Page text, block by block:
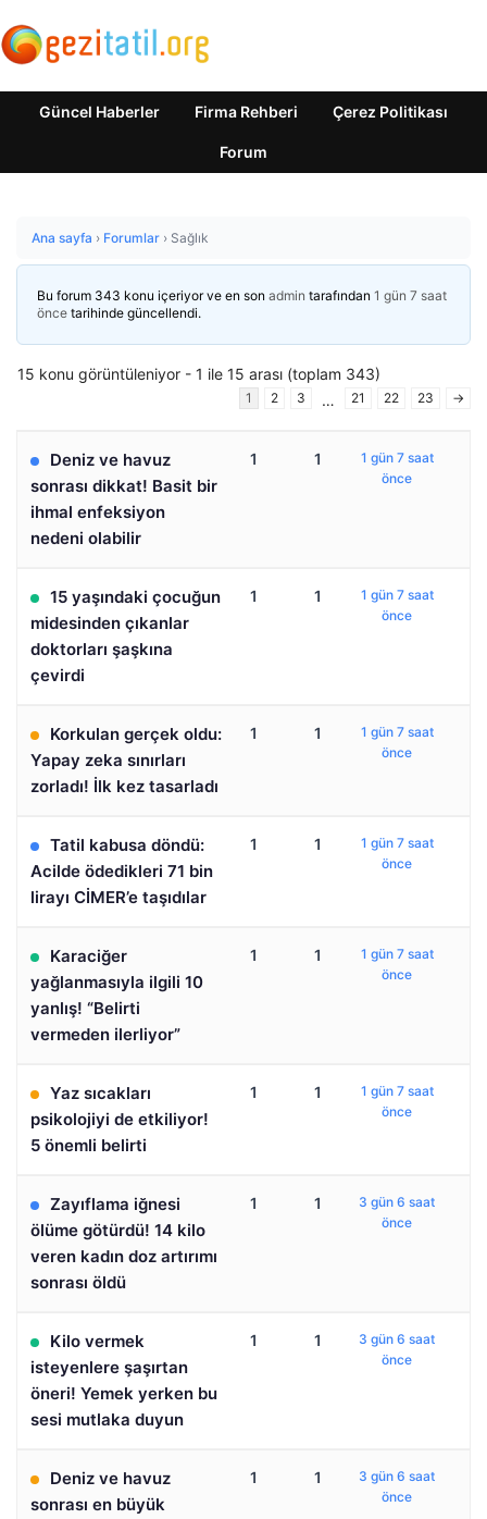
Güncel Haberler Firma Rehberi Çerez Politikası
Forum
Ana sayfa › Forumlar › Sağlık
Bu forum 343 konu içeriyor ve en son admin tarafından 1 gün 7 saat
önce tarihinde güncellendi.
15 konu görüntüleniyor - 1 ile 15 arası (toplam 343)
1 2 3 … 21 22 23 →
Deniz ve havuz
sonrası dikkat! Basit bir
ihmal enfeksiyon
nedeni olabilir
1 1
1 gün 7 saat
önce
15 yaşındaki çocuğun
midesinden çıkanlar
doktorları şaşkına
çevirdi
1 1
1 gün 7 saat
önce
Korkulan gerçek oldu:
Yapay zeka sınırları
zorladı! İlk kez tasarladı
1 1
1 gün 7 saat
önce
Tatil kabusa döndü:
Acilde ödedikleri 71 bin
lirayı CİMER’e taşıdılar
1 1
1 gün 7 saat
önce
Karaciğer
yağlanmasıyla ilgili 10
yanlış! “Belirti
vermeden ilerliyor”
1 1
1 gün 7 saat
önce
Yaz sıcakları
psikolojiyi de etkiliyor!
5 önemli belirti
1 1
1 gün 7 saat
önce
Zayıflama iğnesi
ölüme götürdü! 14 kilo
veren kadın doz artırımı
sonrası öldü
1 1
3 gün 6 saat
önce
Kilo vermek
isteyenlere şaşırtan
öneri! Yemek yerken bu
sesi mutlaka duyun
1 1
3 gün 6 saat
önce
Deniz ve havuz
sonrası en büyük
1 1
3 gün 6 saat
önce